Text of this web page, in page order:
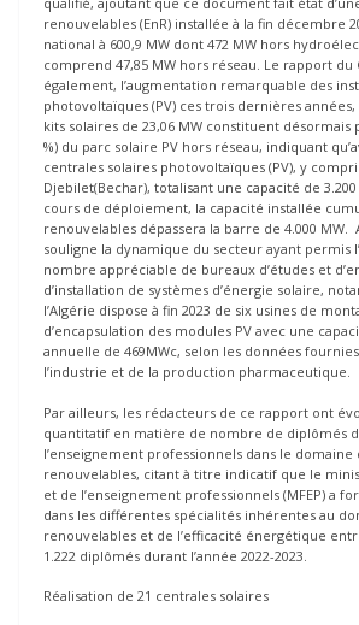
renouvelables (EnR) installée à la fin décembre
national à 600,9 MW dont 472 MW hors
comprend 47,85 MW hors réseau. Le rapport du
également, l’augmentation remarquable des
photovoltaïques (PV) ces trois dernières
kits solaires de 23,06 MW constituent désormais
%) du parc solaire PV hors réseau, indiquant
centrales solaires photovoltaïques (PV), y
Djebilet(Bechar), totalisant une capacité de 3.200
cours de déploiement, la capacité installée
renouvelables dépassera la barre de 4.000 MW.
souligne la dynamique du secteur ayant permis
nombre appréciable de bureaux d’études et
d’installation de systèmes d’énergie solaire,
l’Algérie dispose à fin 2023 de six usines de
d’encapsulation des modules PV avec une
annuelle de 469MWc, selon les données
l’industrie et de la production pharmaceutique.
Par ailleurs, les rédacteurs de ce rapport ont
quantitatif en matière de nombre de diplômés
l’enseignement professionnels dans le domaine
renouvelables, citant à titre indicatif que le
et de l’enseignement professionnels (MFEP) a
dans les différentes spécialités inhérentes au
renouvelables et de l’efficacité énergétique
1.222 diplômés durant l’année 2022-2023.
Réalisation de 21 centrales solaires